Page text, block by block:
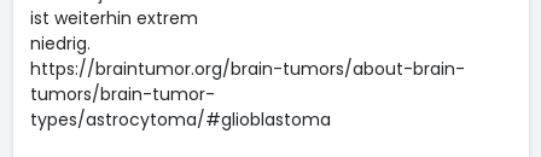
ist weiterhin extrem
niedrig.
https://braintumor.org/brain-tumors/about-brain-
tumors/brain-tumor-
types/astrocytoma/#glioblastoma